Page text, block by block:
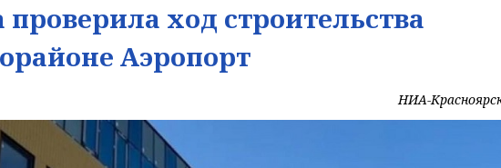
ход строительства
Аэропорт
НИА-